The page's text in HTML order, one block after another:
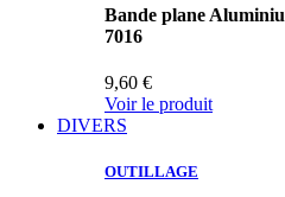
Bande plane
7016
9,60 €
Voir le produit
DIVERS
OUTILLAGE